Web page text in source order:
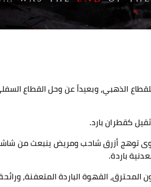
الذهبي، وبعيداً عن وحل القطاع
كقطران بارد.
توهج أزرق شاحب ومريض ينبعث من
باردة.
المحترق، القهوة الباردة المتعفنة،